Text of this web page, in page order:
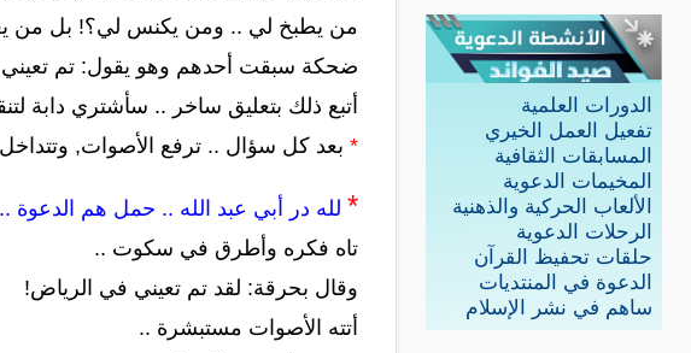
الدورات العلمية
تفعيل العمل الخيري
المسابقات الثقافية
المخيمات الدعوية
الألعاب الحركية والذهنية
الرحلات الدعوية
حلقات تحفيظ القرآن
الدعوة في المنتديات
ساهم في نشر الإسلام
من يطبخ لي .. ومن يكنس لي؟! بل من
ضحكة سبقت أحدهم وهو يقول: تم تعيني
أتبع ذلك بتعليق ساخر .. سأشتري دابة
* بعد كل سؤال .. ترفع الأصوات,
* لله در أبي عبد الله .. حمل هم الدعوة ..
تاه فكره وأطرق في سكوت ..
وقال بحرقة: لقد تم تعيني في الرياض!
أتته الأصوات مستبشرة ..